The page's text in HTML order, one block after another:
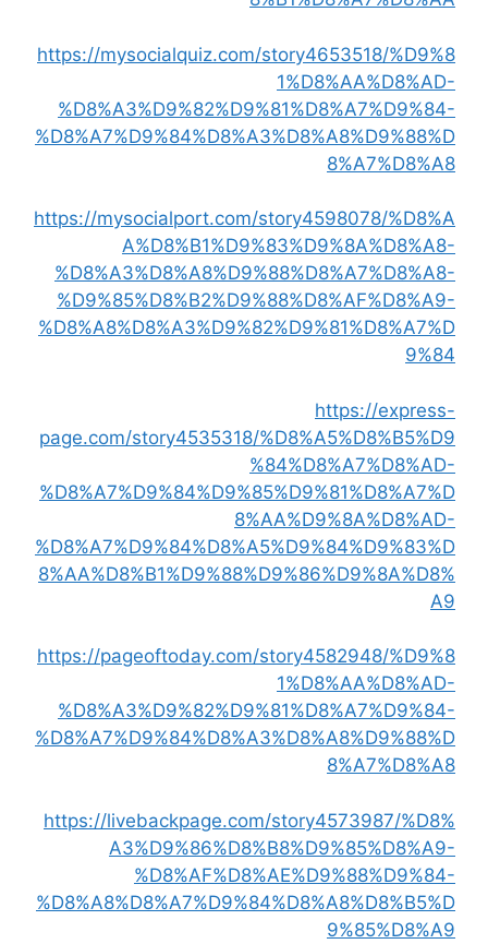
https://mysocialquiz.com/story4653518/%D9%8
1%D8%AA%D8%AD-
%D8%A3%D9%82%D9%81%D8%A7%D9%84-
%D8%A7%D9%84%D8%A3%D8%A8%D9%88%D
8%A7%D8%A8
https://mysocialport.com/story4598078/%D8%A
A%D8%B1%D9%83%D9%8A%D8%A8-
%D8%A3%D8%A8%D9%88%D8%A7%D8%A8-
%D9%85%D8%B2%D9%88%D8%AF%D8%A9-
%D8%A8%D8%A3%D9%82%D9%81%D8%A7%D
9%84
https://express-
page.com/story4535318/%D8%A5%D8%B5%D9
%84%D8%A7%D8%AD-
%D8%A7%D9%84%D9%85%D9%81%D8%A7%D
8%AA%D9%8A%D8%AD-
%D8%A7%D9%84%D8%A5%D9%84%D9%83%D
8%AA%D8%B1%D9%88%D9%86%D9%8A%D8%
A9
https://pageoftoday.com/story4582948/%D9%8
1%D8%AA%D8%AD-
%D8%A3%D9%82%D9%81%D8%A7%D9%84-
%D8%A7%D9%84%D8%A3%D8%A8%D9%88%D
8%A7%D8%A8
https://livebackpage.com/story4573987/%D8%
A3%D9%86%D8%B8%D9%85%D8%A9-
%D8%AF%D8%AE%D9%88%D9%84-
%D8%A8%D8%A7%D9%84%D8%A8%D8%B5%D
9%85%D8%A9